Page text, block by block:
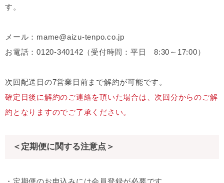
す。
メール：mame@aizu-tenpo.co.jp
お電話：0120-340142（受付時間：平日 8:30～17:00）
次回配送日の7営業日前まで解約が可能です。
確定日後に解約のご連絡を頂いた場合は、次回分からのご解
約となりますのでご了承ください。
＜定期便に関する注意点＞
・定期便のお申込みには会員登録が必要です。